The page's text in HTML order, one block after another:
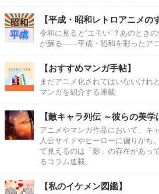
【平成・昭和レトロアニメの
令和に見ると“エモい”？あのとき
が蘇る――平成・昭和を彩ったア
【おすすめマンガ手帖】
まだアニメ化されてはいないけれ
マンガを紹介する連載
【敵キャラ列伝 ～彼らの美学
アニメやマンガ作品において、キ
人公サイドやヒーローに偏りがち
て見えるのは「影」の存在があっ
るコラム連載。
【私のイケメン図鑑】